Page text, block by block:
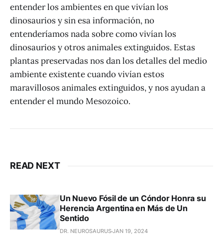
entender los ambientes en que vivían los
dinosaurios y sin esa información, no
entenderíamos nada sobre como vivían los
dinosaurios y otros animales extinguidos. Estas
plantas preservadas nos dan los detalles del medio
ambiente existente cuando vivían estos
maravillosos animales extinguidos, y nos ayudan a
entender el mundo Mesozoico.
READ NEXT
Un Nuevo Fósil de un Cóndor Honra su
Herencia Argentina en Más de Un
Sentido
DR. NEUROSAURUSJAN 19, 2024